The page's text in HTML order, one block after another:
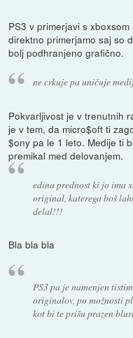
PS3 v primerjavi s
direktno primerjamo saj so
bolj podhranjeno grafično.
ne crkuje pa uničuje
Pokvarljivost je v trenutnih
je v tem, da micro$oft ti
$ony pa le 1 leto. Medije ti
premikal med delovanjem.
edina prednost ki jo ima
original, katerega boš
delal!!!
Bla bla bla
PS3 pa je namenjen
originalov, po možnosti
kot bi te prišu prazen